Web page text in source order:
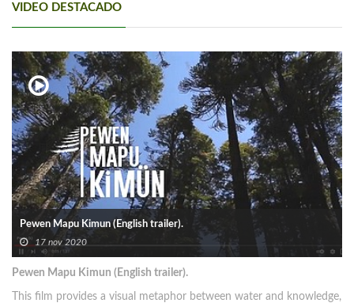
VIDEO DESTACADO
Pewen Mapu Kimun (English trailer).
17 nov 2020
Pewen Mapu Kimun (English trailer).
This film provides a visual metaphor between water and knowledge,